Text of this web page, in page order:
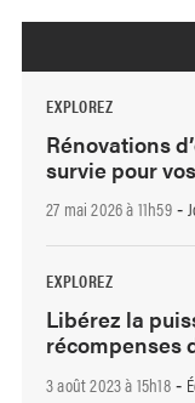
EXPLOREZ
Rénovations
survie pour
27 mai 2026 à 11h59-
EXPLOREZ
Libérez la
récompenses
3 août 2023 à 15h18-